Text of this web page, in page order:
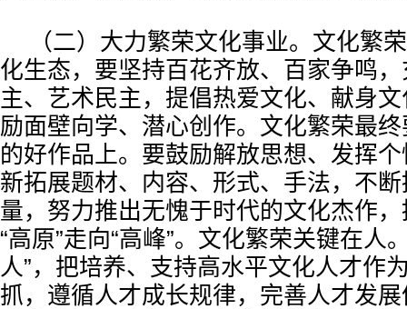
（二）大力繁荣文化事业。文化繁
化生态，要坚持百花齐放、百家争鸣
主、艺术民主，提倡热爱文化、献身
励面壁向学、潜心创作。文化繁荣最
的好作品上。要鼓励解放思想、发挥
新拓展题材、内容、形式、手法，不
量，努力推出无愧于时代的文化杰作
“高原”走向“高峰”。文化繁荣关键在人
人”，把培养、支持高水平文化人才作
抓，遵循人才成长规律，完善人才发